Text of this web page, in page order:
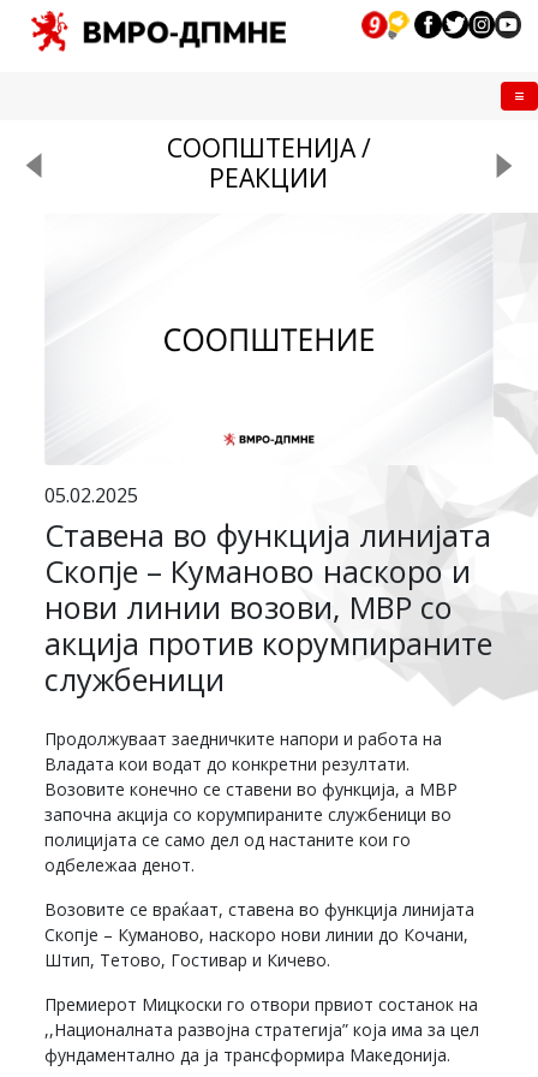
СООПШТЕНИЈА /
РЕАКЦИИ
05.02.2025
Ставена во функција линијата
Скопје – Куманово наскоро и
нови линии возови, МВР со
акција против корумпираните
службеници
Продолжуваат заедничките напори и работа на
Владата кои водат до конкретни резултати.
Возовите конечно се ставени во функција, а МВР
започна акција со корумпираните службеници во
полицијата се само дел од настаните кои го
одбележаа денот.
Возовите се враќаат, ставена во функција линијата
Скопје – Куманово, наскоро нови линии до Кочани,
Штип, Тетово, Гостивар и Кичево.
Премиерот Мицкоски го отвори првиот состанок на
,,Националната развојна стратегија” која има за цел
фундаментално да ја трансформира Македонија.